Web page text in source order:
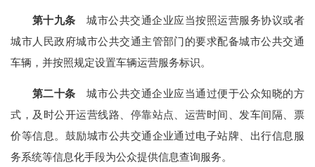
第十九条 城市公共交通企业应当按照运营服务协议或者
城市人民政府城市公共交通主管部门的要求配备城市公共交通
车辆，并按照规定设置车辆运营服务标识。
第二十条 城市公共交通企业应当通过便于公众知晓的方
式，及时公开运营线路、停靠站点、运营时间、发车间隔、票
价等信息。鼓励城市公共交通企业通过电子站牌、出行信息服
务系统等信息化手段为公众提供信息查询服务。